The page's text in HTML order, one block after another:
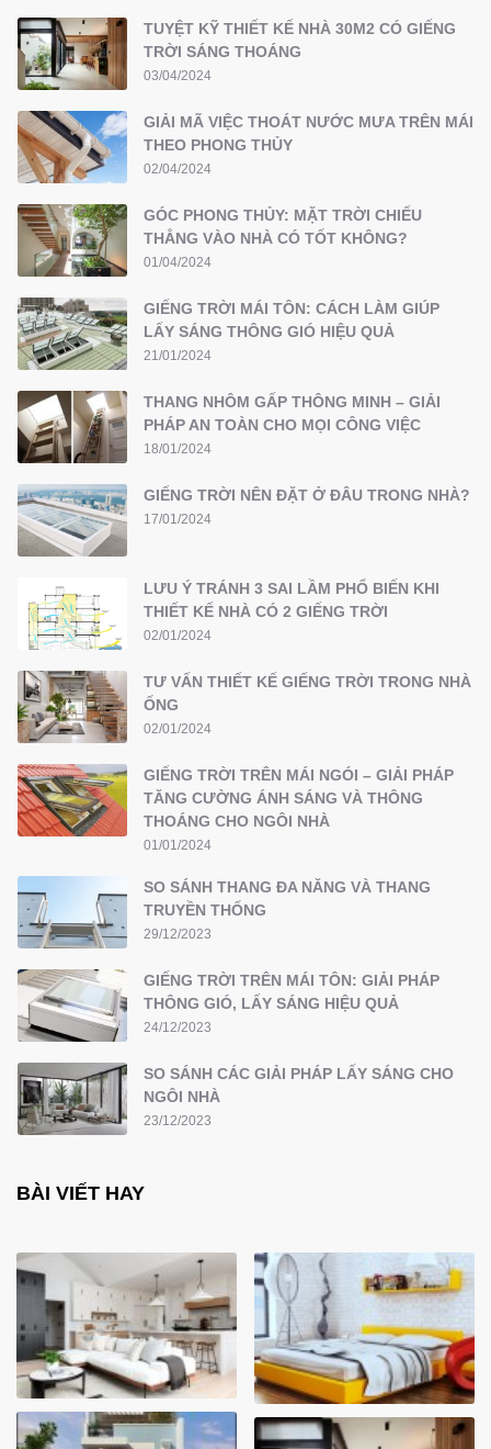
TUYỆT KỸ THIẾT KẾ NHÀ 30M2 CÓ GIẾNG
TRỜI SÁNG THOÁNG
03/04/2024
GIẢI MÃ VIỆC THOÁT NƯỚC MƯA TRÊN MÁI
THEO PHONG THỦY
02/04/2024
GÓC PHONG THỦY: MẶT TRỜI CHIẾU
THẲNG VÀO NHÀ CÓ TỐT KHÔNG?
01/04/2024
GIẾNG TRỜI MÁI TÔN: CÁCH LÀM GIÚP
LẤY SÁNG THÔNG GIÓ HIỆU QUẢ
21/01/2024
THANG NHÔM GẤP THÔNG MINH – GIẢI
PHÁP AN TOÀN CHO MỌI CÔNG VIỆC
18/01/2024
GIẾNG TRỜI NÊN ĐẶT Ở ĐÂU TRONG NHÀ?
17/01/2024
LƯU Ý TRÁNH 3 SAI LẦM PHỔ BIẾN KHI
THIẾT KẾ NHÀ CÓ 2 GIẾNG TRỜI
02/01/2024
TƯ VẤN THIẾT KẾ GIẾNG TRỜI TRONG NHÀ
ỐNG
02/01/2024
GIẾNG TRỜI TRÊN MÁI NGÓI – GIẢI PHÁP
TĂNG CƯỜNG ÁNH SÁNG VÀ THÔNG
THOÁNG CHO NGÔI NHÀ
01/01/2024
SO SÁNH THANG ĐA NĂNG VÀ THANG
TRUYỀN THỐNG
29/12/2023
GIẾNG TRỜI TRÊN MÁI TÔN: GIẢI PHÁP
THÔNG GIÓ, LẤY SÁNG HIỆU QUẢ
24/12/2023
SO SÁNH CÁC GIẢI PHÁP LẤY SÁNG CHO
NGÔI NHÀ
23/12/2023
BÀI VIẾT HAY